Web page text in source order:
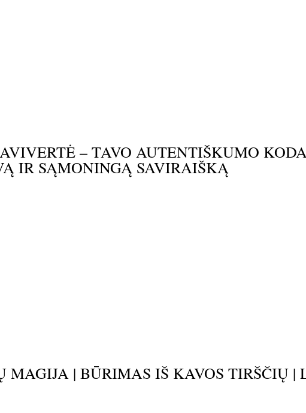
– TAVO AUTENTIŠKUMO
IR SĄMONINGĄ SAVIRAIŠKĄ
MAGIJA | BŪRIMAS IŠ KAVOS TIRŠČIŲ